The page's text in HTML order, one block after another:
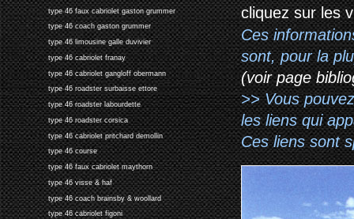
type 46 faux cabriolet gaston grummer
type 46 coach gaston grummer
type 46 limousine galle duvivier
type 46 cabriolet franay
type 46 cabriolet gangloff obermann
type 46 roadster surbaisse ettore
type 46 roadster labourdette
type 46 roadster corsica
type 46 cabriolet pritchard demollin
type 46 course
type 46 faux cabriolet maythorn
type 46 visse & haf
type 46 coach brainsby & woollard
type 46 cabriolet figoni
cliquez sur les
Ces
sont, pour la
(voir page
>> Vous
les liens qui
Ces liens sont